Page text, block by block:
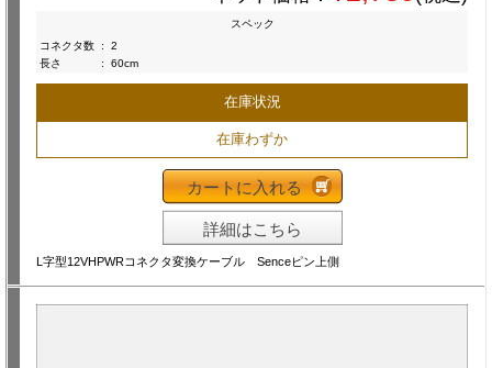
スペック
コネクタ数 :
2
長さ
: 60cm
在庫状況
在庫わずか
カートに入れる
詳細はこちら
L字型12VHPWRコネクタ変換ケーブル Senceピン上側